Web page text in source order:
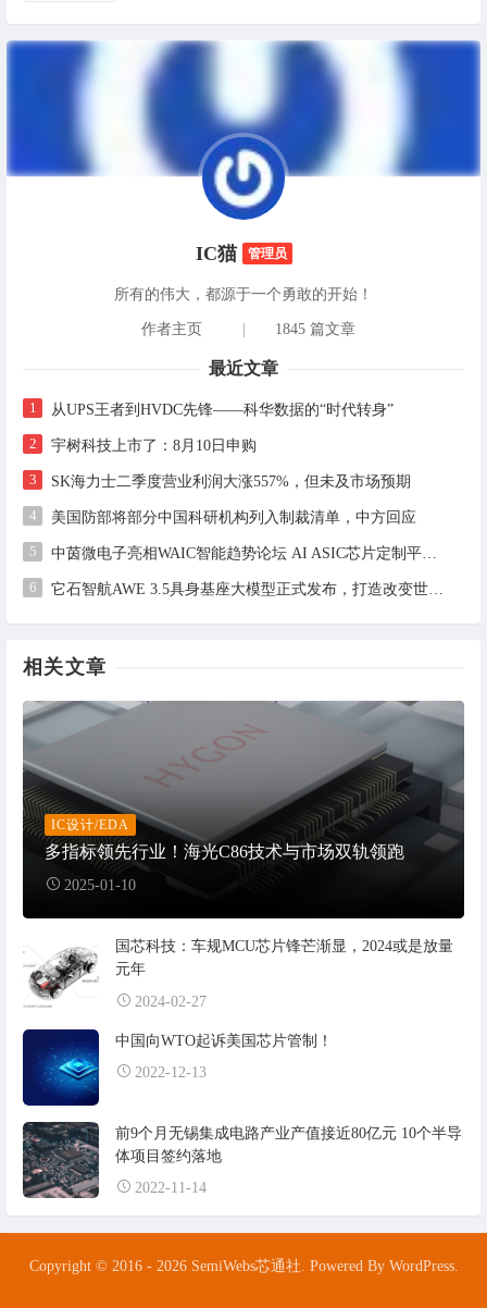
IC猫 管理员
所有的伟大，都源于一个勇敢的开始！
作者主页 1845 篇文章
最近文章
1 从UPS王者到HVDC先锋——科华数据的“时代转身”
2 宇树科技上市了：8月10日申购
3 SK海力士二季度营业利润大涨557%，但未及市场预期
4 美国防部将部分中国科研机构列入制裁清单，中方回应
5 中茵微电子亮相WAIC智能趋势论坛 AI ASIC芯片定制平台赋能工业AI落地
6 它石智航AWE 3.5具身基座大模型正式发布，打造改变世界的物理AI
相关文章
IC设计/EDA
多指标领先行业！海光C86技术与市场双轨领跑
2025-01-10
国芯科技：车规MCU芯片锋芒渐显，2024或是放量
元年
2024-02-27
中国向WTO起诉美国芯片管制！
2022-12-13
前9个月无锡集成电路产业产值接近80亿元 10个半导
体项目签约落地
2022-11-14
Copyright © 2016 - 2026 SemiWebs芯通社. Powered By WordPress.